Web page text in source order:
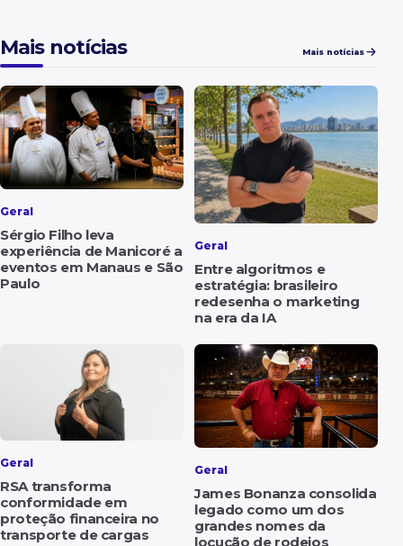
Mais notícias Mais notícias
Geral
Sérgio Filho leva
experiência de Manicoré a
eventos em Manaus e São
Paulo
Geral
Entre algoritmos e
estratégia: brasileiro
redesenha o marketing
na era da IA
Geral
RSA transforma
conformidade em
proteção financeira no
transporte de cargas
Geral
James Bonanza consolida
legado como um dos
grandes nomes da
locução de rodeios